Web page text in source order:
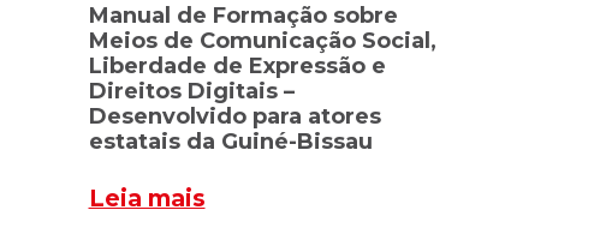
Manual de Formação sobre
Meios de Comunicação Social,
Liberdade de Expressão e
Direitos Digitais –
Desenvolvido para atores
estatais da Guiné-Bissau
Leia mais